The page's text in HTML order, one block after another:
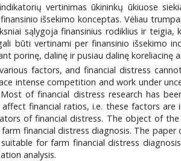
vertinimas ūkininkų ūkiuose
išsekimo konceptas. Vėliau
sąlygoja finansinius rodiklius ir
būti vertinami per finansinio išsekimo
porinę, dalinę ir pusiau dalinę koreliacinę
factors, and financial distress
intense competition and work under
of financial distress research has
financial ratios, i.e. these factors
of financial distress. The object of
financial distress diagnosis. The
for farm financial distress
analysis.